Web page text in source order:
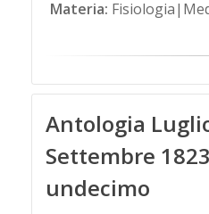
Materia:
Antologia
Settembre
undecimo